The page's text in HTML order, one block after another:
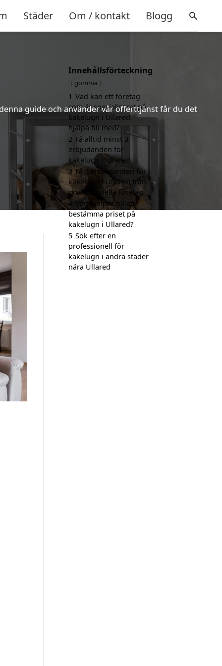
Städer Om / kontakt Blogg
guide och använder vår offerttjänst får du det
Innehållsförteckning
gömma
1 Vad kan ett företag
som är specialiserat på
kakelugn i Ullared
hjälpa till med?
2 Få alltid minst 3
erbjudanden för
kakelugn i Ullared
3 Få 3 erbjudanden för
kakelugn i Ullared från
professionella företag
4 Vad hjälper till att
bestämma priset på
kakelugn i Ullared?
5 Sök efter en
professionell för
kakelugn i andra städer
nära Ullared